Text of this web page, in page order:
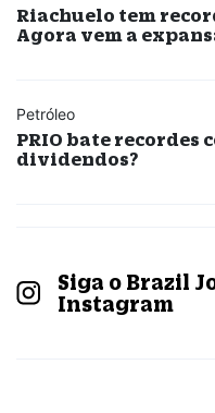
Riachuelo tem
Agora vem a
Petróleo
PRIO bate recordes
dividendos?
Siga o Brazil
Instagram